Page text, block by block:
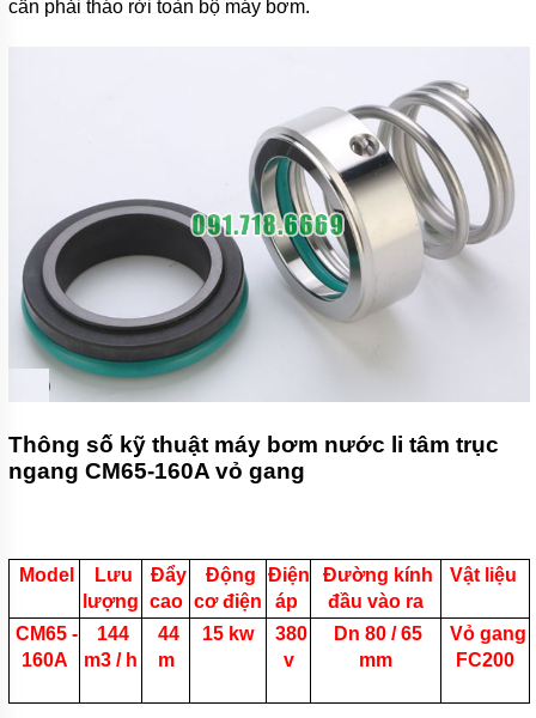
cần phải tháo rời toàn bộ máy bơm.
Thông số kỹ thuật máy bơm nước li tâm trục
ngang CM65-160A vỏ gang
Model
Lưu
lượng
Đẩy
cao
Động
cơ điện
Điện
áp
Đường kính
đầu vào ra
Vật liệu
CM65 -
160A
144
m3 / h
44
m
15 kw
380
v
Dn 80 / 65
mm
Vỏ gang
FC200